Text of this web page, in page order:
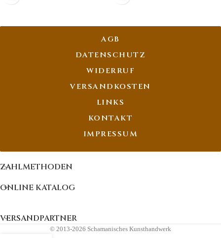
AGB
DATENSCHUTZ
WIDERRUF
VERSANDKOSTEN
LINKS
KONTAKT
IMPRESSUM
ZAHLMETHODEN
ONLINE KATALOG
VERSANDPARTNER
© 2013-2026 Schamanisches Kunsthandwerk